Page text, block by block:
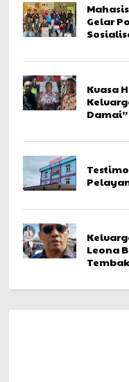
Gelar
Kuasa
Leona
Tembak